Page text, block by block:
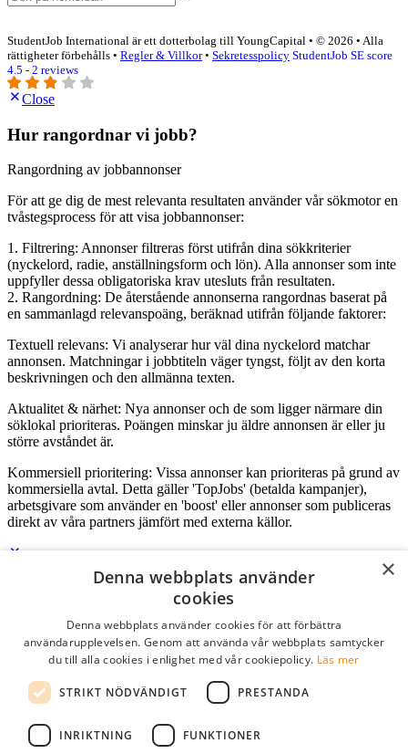
StudentJob International är ett dotterbolag till YoungCapital • © 2026 • Alla
rättigheter förbehålls • Regler & Villkor• Sekretesspolicy StudentJob SE score
4.5 - 2 reviews
Close
Hur rangordnar vi jobb?
Rangordning av jobbannonser
För att ge dig de mest relevanta resultaten använder vår sökmotor en
tvåstegsprocess för att visa jobbannonser:
1. Filtrering: Annonser filtreras först utifrån dina sökkriterier
(nyckelord, radie, anställningsform och lön). Alla annonser som inte
uppfyller dessa obligatoriska krav utesluts från resultaten.
2. Rangordning: De återstående annonserna rangordnas baserat på
en sammanlagd relevanspoäng, beräknad utifrån följande faktorer:
Textuell relevans: Vi analyserar hur väl dina nyckelord matchar
annonsen. Matchningar i jobbtiteln väger tyngst, följt av den korta
beskrivningen och den allmänna texten.
Aktualitet & närhet: Nya annonser och de som ligger närmare din
söklokal prioriteras. Poängen minskar ju äldre annonsen är eller ju
större avståndet är.
Kommersiell prioritering: Vissa annonser kan prioriteras på grund av
kommersiella avtal. Detta gäller 'TopJobs' (betalda kampanjer),
arbetsgivare som använder en 'boost' eller annonser som publiceras
direkt av våra partners jämfört med externa källor.
Lösenord
kom ihåg mig
logga in
×
Denna webbplats använder
cookies
Denna webbplats använder cookies för att förbättra
användarupplevelsen. Genom att använda vår webbplats samtycker
du till alla cookies i enlighet med vår cookiepolicy. Läs mer
STRIKT NÖDVÄNDIGT PRESTANDA
INRIKTNING FUNKTIONER